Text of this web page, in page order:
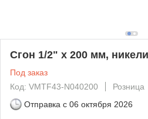
Сгон 1/2" x 200 мм,
Под заказ
Код: VMTF43-N040200
Розница
Отправка с 06 октября 2026